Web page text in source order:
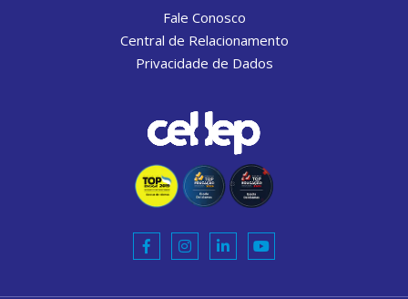
Fale Conosco
Central de Relacionamento
Privacidade de Dados